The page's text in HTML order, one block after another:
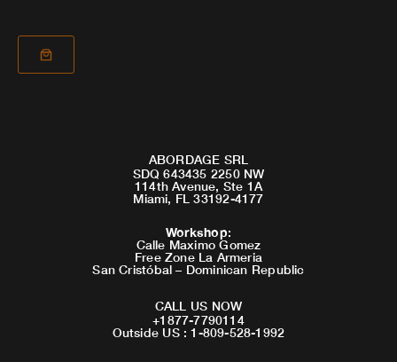
ABORDAGE SRL
SDQ 643435 2250 NW
114th Avenue, Ste 1A
Miami, FL 33192-4177
Workshop:
Calle Maximo Gomez
Free Zone La Armeria
San Cristóbal – Dominican Republic
CALL US NOW
+1877-7790114
Outside US : 1-809-528-1992